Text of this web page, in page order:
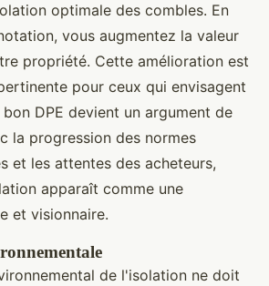
optimale des combles. En
vous augmentez la valeur
propriété. Cette amélioration est
pour ceux qui envisagent
DPE devient un argument de
la progression des normes
et les attentes des acheteurs,
apparaît comme une
et visionnaire.
de l'isolation ne doit